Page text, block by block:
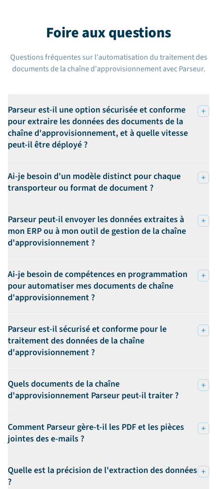
Foire aux questions
Questions fréquentes sur l'automatisation du traitement des
documents de la chaîne d'approvisionnement avec Parseur.
Parseur est-il une option sécurisée et conforme
pour extraire les données des documents de la
chaîne d'approvisionnement, et à quelle vitesse
peut-il être déployé ?
Ai-je besoin d'un modèle distinct pour chaque
transporteur ou format de document ?
Parseur peut-il envoyer les données extraites à
mon ERP ou à mon outil de gestion de la chaîne
d'approvisionnement ?
Ai-je besoin de compétences en programmation
pour automatiser mes documents de chaîne
d'approvisionnement ?
Parseur est-il sécurisé et conforme pour le
traitement des données de la chaîne
d'approvisionnement ?
Quels documents de la chaîne
d'approvisionnement Parseur peut-il traiter ?
Comment Parseur gère-t-il les PDF et les pièces
jointes des e-mails ?
Quelle est la précision de l'extraction des données
?